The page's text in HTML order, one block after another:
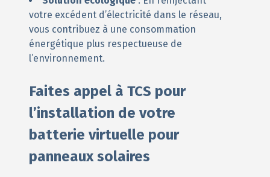
votre excédent d’électricité dans le réseau,
vous contribuez à une consommation
énergétique plus respectueuse de
l’environnement.
Faites appel à TCS pour
l’installation de votre
batterie virtuelle pour
panneaux solaires